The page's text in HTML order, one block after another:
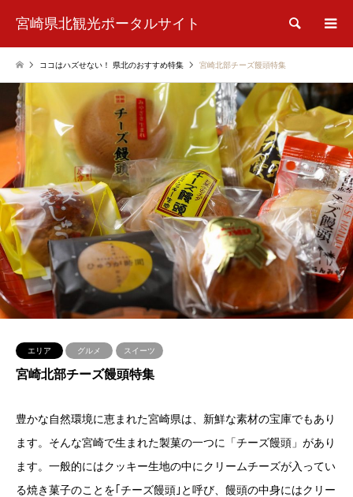
宮崎県北観光ポータルサイト 検索
ココはハズせない！ 県北のおすすめ特集 宮崎北部チーズ饅頭特集
エリア グルメ スイーツ
宮崎北部チーズ饅頭特集
豊かな自然環境に恵まれた宮崎県は、新鮮な素材の宝庫でもあり
ます。そんな宮崎で生まれた製菓の一つに「チーズ饅頭」があり
ます。一般的にはクッキー生地の中にクリームチーズが入ってい
る焼き菓子のことを｢チーズ饅頭｣と呼び、饅頭の中身にはクリー